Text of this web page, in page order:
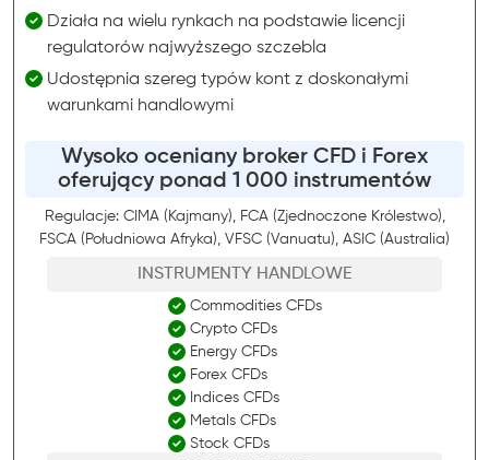
Działa na wielu rynkach na podstawie licencji
regulatorów najwyższego szczebla
Udostępnia szereg typów kont z doskonałymi
warunkami handlowymi
Wysoko oceniany broker CFD i Forex
oferujący ponad 1 000 instrumentów
Regulacje: CIMA (Kajmany), FCA (Zjednoczone Królestwo),
FSCA (Południowa Afryka), VFSC (Vanuatu), ASIC (Australia)
INSTRUMENTY HANDLOWE
Commodities CFDs
Crypto CFDs
Energy CFDs
Forex CFDs
Indices CFDs
Metals CFDs
Stock CFDs